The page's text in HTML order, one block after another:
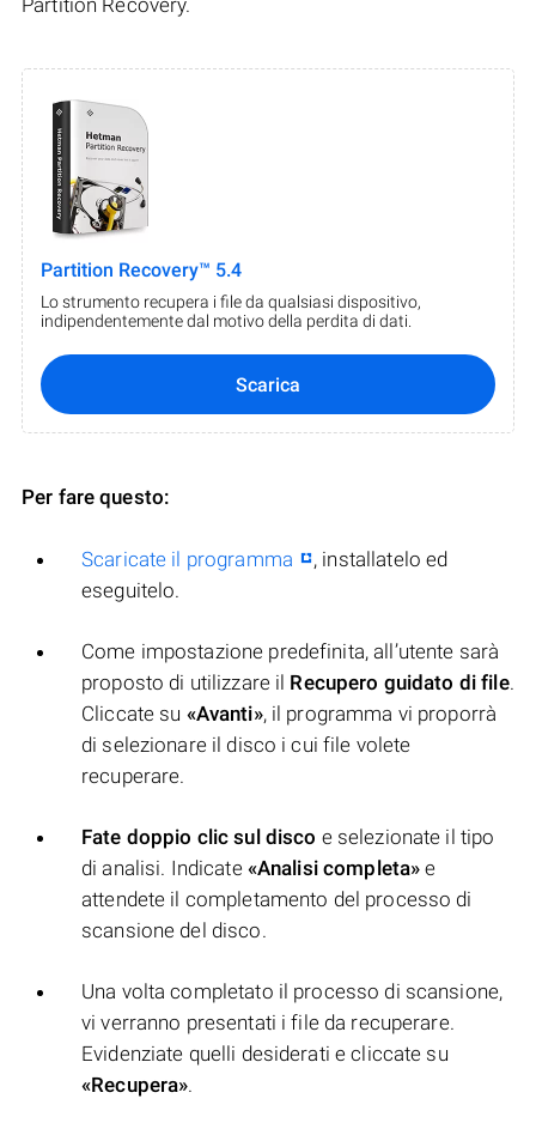
Partition Recovery.
Partition Recovery™ 5.4
Lo strumento recupera i file da qualsiasi dispositivo,
indipendentemente dal motivo della perdita di dati.
Scarica
Per fare questo:
Scaricate il programma
, installatelo ed
eseguitelo.
Come impostazione predefinita, all’utente sarà
proposto di utilizzare il Recupero guidato di file.
Cliccate su «Avanti», il programma vi proporrà
di selezionare il disco i cui file volete
recuperare.
Fate doppio clic sul disco e selezionate il tipo
di analisi. Indicate «Analisi completa» e
attendete il completamento del processo di
scansione del disco.
Una volta completato il processo di scansione,
vi verranno presentati i file da recuperare.
Evidenziate quelli desiderati e cliccate su
«Recupera».